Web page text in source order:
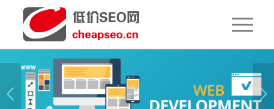
下一页